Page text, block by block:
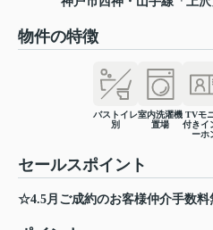
物件の特徴
バストイレ
別
室内洗濯機
置場
TVモ
付きイ
ーホ
セールスポイント
☆4.5月ご成約のお客様仲介手数